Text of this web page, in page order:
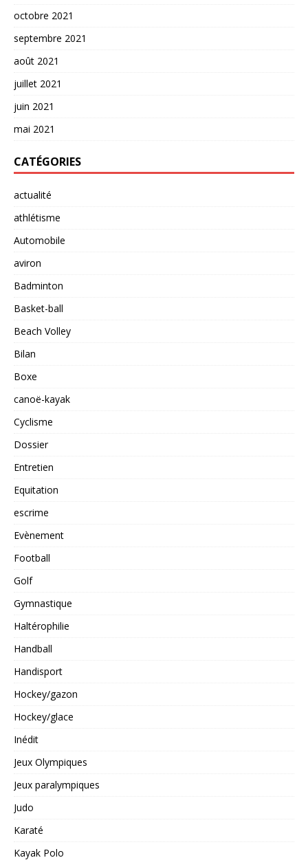
octobre 2021
septembre 2021
août 2021
juillet 2021
juin 2021
mai 2021
CATÉGORIES
actualité
athlétisme
Automobile
aviron
Badminton
Basket-ball
Beach Volley
Bilan
Boxe
canoë-kayak
Cyclisme
Dossier
Entretien
Equitation
escrime
Evènement
Football
Golf
Gymnastique
Haltérophilie
Handball
Handisport
Hockey/gazon
Hockey/glace
Inédit
Jeux Olympiques
Jeux paralympiques
Judo
Karaté
Kayak Polo